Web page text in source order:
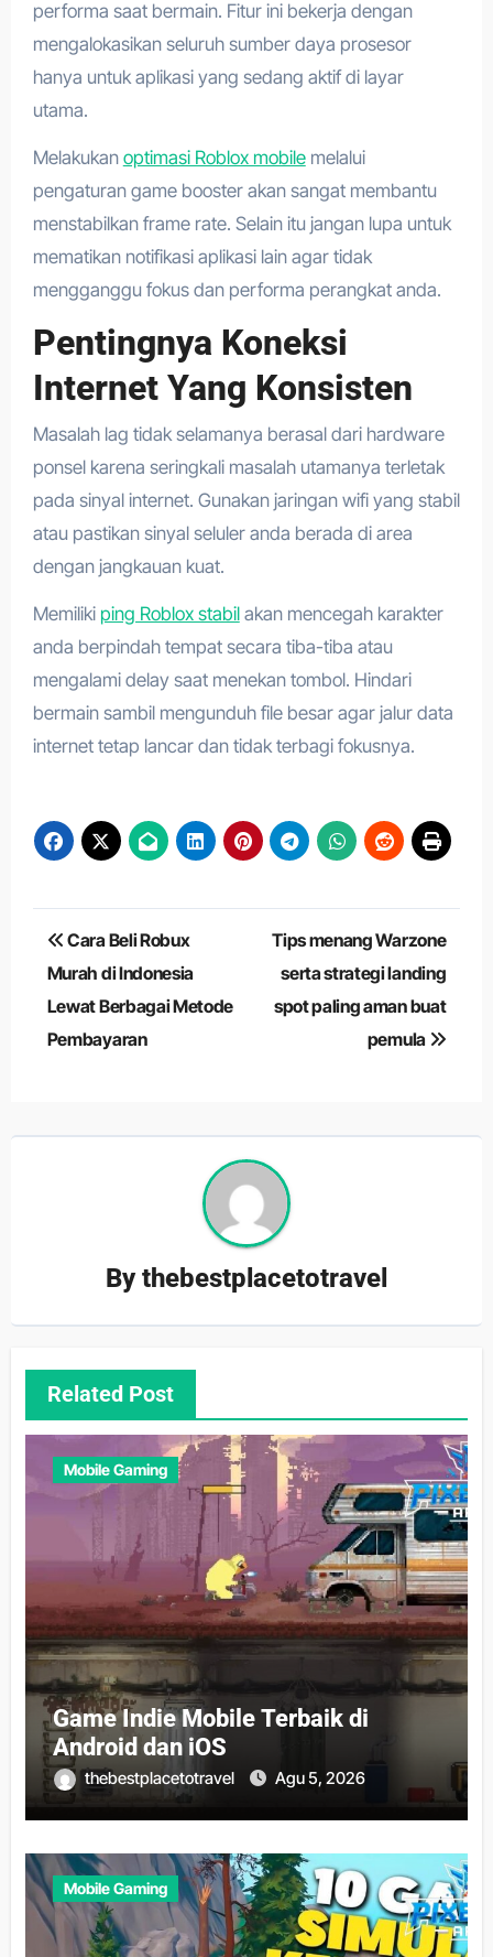
performa saat bermain. Fitur ini bekerja dengan
mengalokasikan seluruh sumber daya prosesor
hanya untuk aplikasi yang sedang aktif di layar
utama.
Melakukan optimasi Roblox mobilemelalui
pengaturan game booster akan sangat membantu
menstabilkan frame rate. Selain itu jangan lupa untuk
mematikan notifikasi aplikasi lain agar tidak
mengganggu fokus dan performa perangkat anda.
Pentingnya Koneksi
Internet Yang Konsisten
Masalah lag tidak selamanya berasal dari hardware
ponsel karena seringkali masalah utamanya terletak
pada sinyal internet. Gunakan jaringan wifi yang stabil
atau pastikan sinyal seluler anda berada di area
dengan jangkauan kuat.
Memiliki ping Roblox stabilakan mencegah karakter
anda berpindah tempat secara tiba-tiba atau
mengalami delay saat menekan tombol. Hindari
bermain sambil mengunduh file besar agar jalur data
internet tetap lancar dan tidak terbagi fokusnya.
Navigasi
pos
Cara Beli Robux
Murah di Indonesia
Lewat Berbagai Metode
Pembayaran
Tips menang Warzone
serta strategi landing
spot paling aman buat
pemula
Bythebestplacetotravel
Related Post
Mobile Gaming
Game Indie Mobile Terbaik di
Android dan iOS
thebestplacetotravel Agu 5, 2026
Mobile Gaming